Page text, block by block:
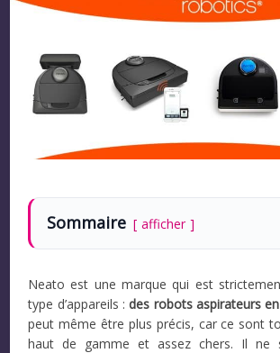
Sommaire afficher
Neato est une marque qui est
type d’appareils :des robots aspirateurs
peut même être plus précis, car ce sont
haut de gamme et assez chers. Il ne